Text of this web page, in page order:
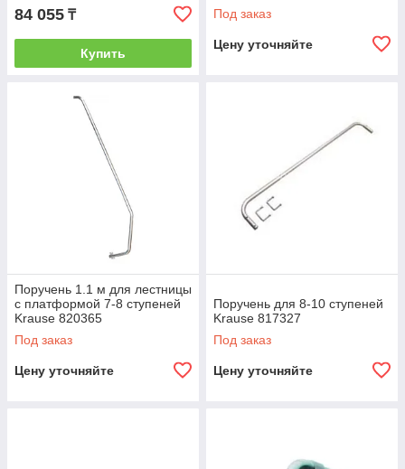
84 055 ₸
Купить
Под заказ
Цену уточняйте
Поручень 1.1 м для лестницы
с платформой 7-8 ступеней
Krause 820365
Под заказ
Цену уточняйте
Поручень для 8-10 ступеней
Krause 817327
Под заказ
Цену уточняйте